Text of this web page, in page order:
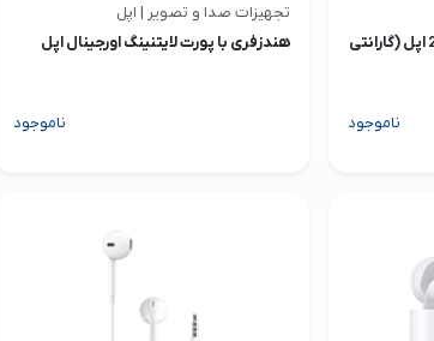
ایرپاد هندزفری بلوتوث نسل 2 اپل (گارانتی
ناموجود
تجهیزات صدا و تصویر | اپل
هندزفری با پورت لایتنینگ اورجینال اپل
ناموجود